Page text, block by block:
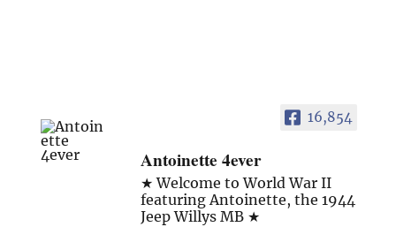
16,854
Antoinette 4ever
★ Welcome to World War II
featuring Antoinette, the 1944
Jeep Willys MB ★